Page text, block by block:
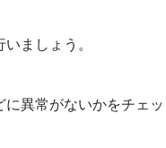
ましょう。
異常がないかをチェ